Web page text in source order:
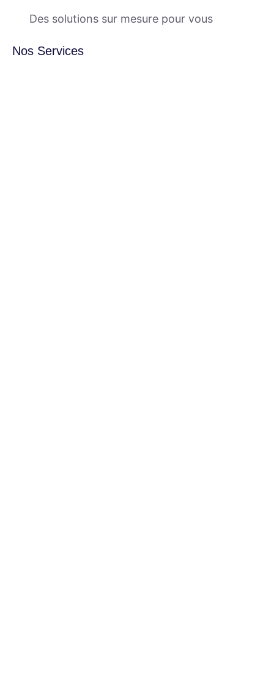
Des solutions sur mesure pour vous
Nos Services